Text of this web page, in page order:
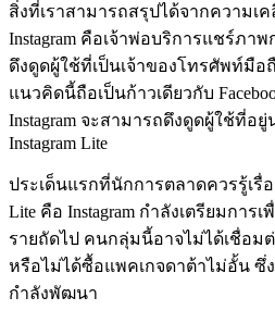
สิ่งที่เราสามารถสรุปได้จากความเ
Instagram คือเจ้าพ่อบริการแชร์ภ
ดึงดูดผู้ใช้ที่เป็นเจ้าของโทรศัพท์มื
แนวคิดนี้ถือเป็นก้าวเดียวกับ
Instagram จะสามารถดึงดูดผู้ใช้ที่อ
Instagram Lite
ประเด็นแรกที่นักการตลาดควรรู้เรื่อง
Lite คือ Instagram กำลังเตรียมกา
รายถัดไป คนกลุ่มนี้อาจไม่ได้เชื่อม
หรือไม่ได้ซื้อแพคเกจดาต้าไม่อั้น ซึ่
กำลังพัฒนา